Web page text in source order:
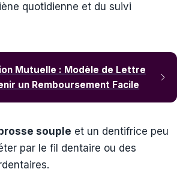
quotidienne et du suivi
Mutuelle : Modèle de Lettre
un Remboursement Facile
brosse souple et un dentifrice peu
par le fil dentaire ou des